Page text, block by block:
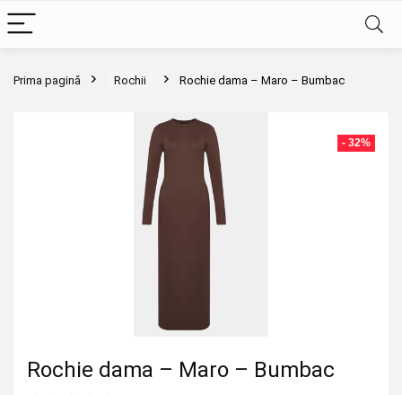
Prima pagină Rochii Rochie dama – Maro – Bumbac
- 32%
Rochie dama – Maro – Bumbac